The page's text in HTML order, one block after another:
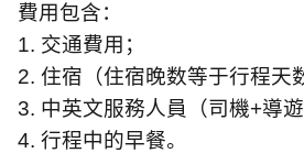
費用包含：
1. 交通費用；
2. 住宿（住宿晚数等于行程天
3. 中英文服務人員（司機+導遊
4. 行程中的早餐。